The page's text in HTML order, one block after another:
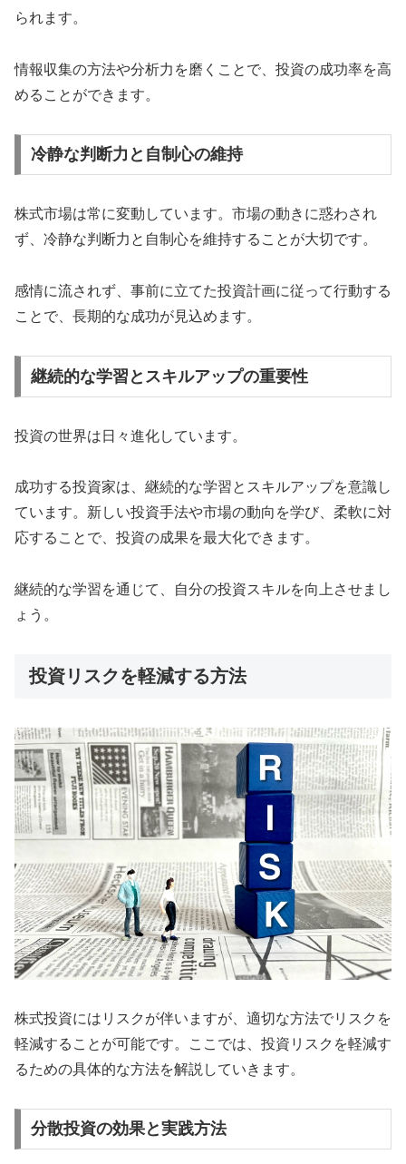
られます。
情報収集の方法や分析力を磨くことで、投資の成功率を高
めることができます。
冷静な判断力と自制心の維持
株式市場は常に変動しています。市場の動きに惑わされ
ず、冷静な判断力と自制心を維持することが大切です。
感情に流されず、事前に立てた投資計画に従って行動する
ことで、長期的な成功が見込めます。
継続的な学習とスキルアップの重要性
投資の世界は日々進化しています。
成功する投資家は、継続的な学習とスキルアップを意識し
ています。新しい投資手法や市場の動向を学び、柔軟に対
応することで、投資の成果を最大化できます。
継続的な学習を通じて、自分の投資スキルを向上させまし
ょう。
投資リスクを軽減する方法
株式投資にはリスクが伴いますが、適切な方法でリスクを
軽減することが可能です。ここでは、投資リスクを軽減す
るための具体的な方法を解説していきます。
分散投資の効果と実践方法